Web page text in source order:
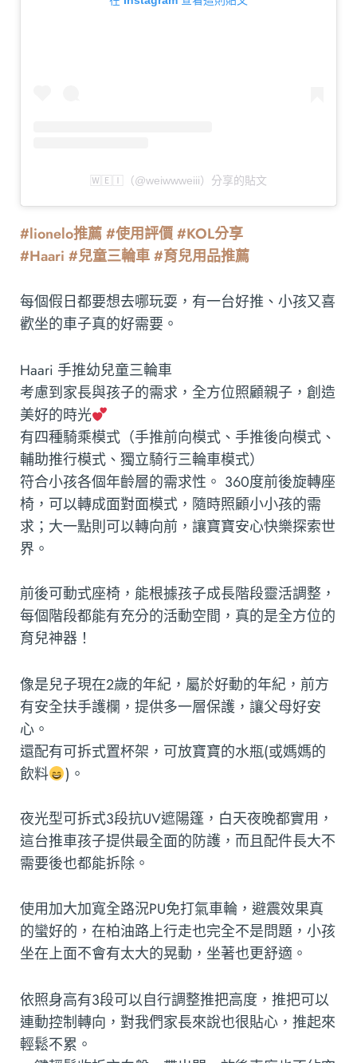
🅆🄴🄸（@weiwwweiii）分享的貼文
#lionelo推薦 #使用評價 #KOL分享
#Haari #兒童三輪車 #育兒用品推薦
每個假日都要想去哪玩耍，有一台好推、小孩又喜
歡坐的車子真的好需要。
Haari 手推幼兒童三輪車
考慮到家長與孩子的需求，全方位照顧親子，創造
美好的時光
有四種騎乘模式（手推前向模式、手推後向模式、
輔助推行模式、獨立騎行三輪車模式）
符合小孩各個年齡層的需求性。 360度前後旋轉座
椅，可以轉成面對面模式，隨時照顧小小孩的需
求；大一點則可以轉向前，讓寶寶安心快樂探索世
界。
前後可動式座椅，能根據孩子成長階段靈活調整，
每個階段都能有充分的活動空間，真的是全方位的
育兒神器！
像是兒子現在2歲的年紀，屬於好動的年紀，前方
有安全扶手護欄，提供多一層保護，讓父母好安
心。
還配有可拆式置杯架，可放寶寶的水瓶(或媽媽的
飲料
)。
夜光型可拆式3段抗UV遮陽篷，白天夜晚都實用，
這台推車孩子提供最全面的防護，而且配件長大不
需要後也都能拆除。
使用加大加寬全路況PU免打氣車輪，避震效果真
的蠻好的，在柏油路上行走也完全不是問題，小孩
坐在上面不會有太大的晃動，坐著也更舒適。
依照身高有3段可以自行調整推把高度，推把可以
連動控制轉向，對我們家長來說也很貼心，推起來
輕鬆不累。